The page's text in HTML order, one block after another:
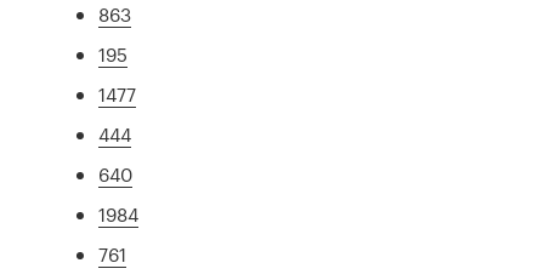
863
195
1477
444
640
1984
761